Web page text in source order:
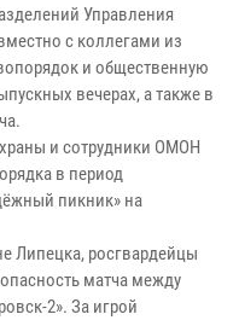
Управления
с коллегами из
и общественную
вечерах, а также в
и сотрудники ОМОН
в период
пикник» на
Липецка, росгвардейцы
матча между
2». За игрой